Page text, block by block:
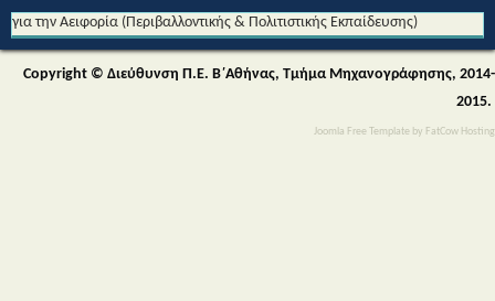
Joomla Free Template by FatCow Hosting
για την Αειφορία (Περιβαλλοντικής & Πολιτιστικής Εκπαίδευσης)
Copyright © Διεύθυνση Π.Ε. Β΄Αθήνας, Τμήμα Μηχανογράφησης, 2014-
2015.